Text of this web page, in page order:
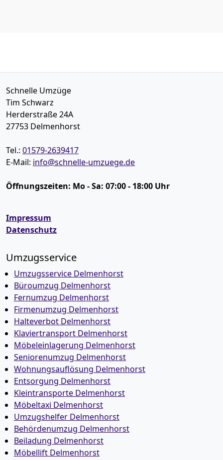
Schnelle Umzüge
Tim Schwarz
Herderstraße 24A
27753 Delmenhorst
Tel.: 01579-2639417
E-Mail: info@schnelle-umzuege.de
Öffnungszeiten: Mo - Sa: 07:00 - 18:00 Uhr
Impressum
Datenschutz
Umzugsservice
Umzugsservice Delmenhorst
Büroumzug Delmenhorst
Fernumzug Delmenhorst
Firmenumzug Delmenhorst
Halteverbot Delmenhorst
Klaviertransport Delmenhorst
Möbeleinlagerung Delmenhorst
Seniorenumzug Delmenhorst
Wohnungsauflösung Delmenhorst
Entsorgung Delmenhorst
Kleintransporte Delmenhorst
Möbeltaxi Delmenhorst
Umzugshelfer Delmenhorst
Behördenumzug Delmenhorst
Beiladung Delmenhorst
Möbellift Delmenhorst